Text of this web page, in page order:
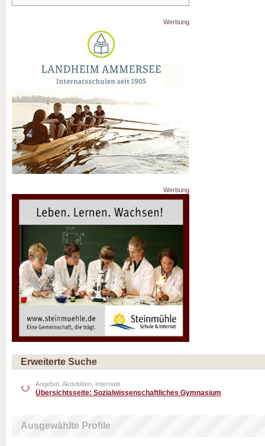
Werbung
Werbung
Erweiterte Suche
Angebot, Aktivitäten, Internate
Übersichtsseite: Sozialwissenschaftliches Gymnasium
Ausgewählte Profile